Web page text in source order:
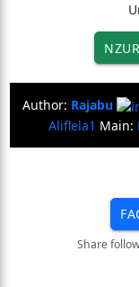
Author: Rajabu
Aliflela1 Main:
Share